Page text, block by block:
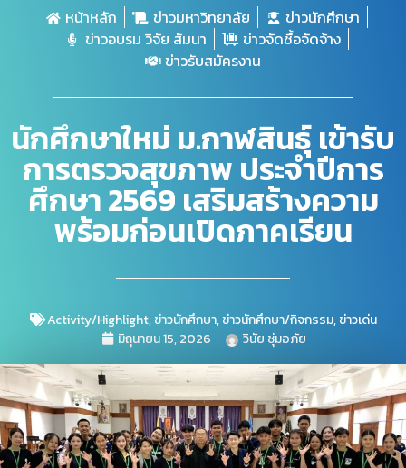
หน้าหลัก ข่าวมหาวิทยาลัย
ข่าวนักศึกษา
ข่าวอบรม วิจัย สัมนา
ข่าวจัดซื้อจัดจ้าง
ข่าวรับสมัครงาน
นักศึกษาใหม่ ม.กาฬสินธุ์ เข้ารับ
การตรวจสุขภาพ ประจำปีการ
ศึกษา 2569 เสริมสร้างความ
พร้อมก่อนเปิดภาคเรียน
Activity/Highlight,ข่าวนักศึกษา,ข่าวนักศึกษา/กิจกรรม,ข่าวเด่น
มิถุนายน 15, 2026
วินัย ชุ่มอภัย